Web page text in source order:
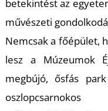
betekintést az
művészeti
Nemcsak a főépület,
lesz a Múzeumok
megbújó, ősfás
oszlopcsarnokos